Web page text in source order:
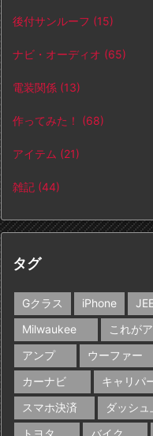
後付サンルーフ (15)
ナビ・オーディオ (65)
電装関係 (13)
作ってみた！ (68)
アイテム (21)
雑記 (44)
タグ
Gクラス iPhone
Milwaukee
これが
アンプ
ウーファー
カーナビ
キャリパ
スマホ決済
ダッシ
トヨタ
バイク